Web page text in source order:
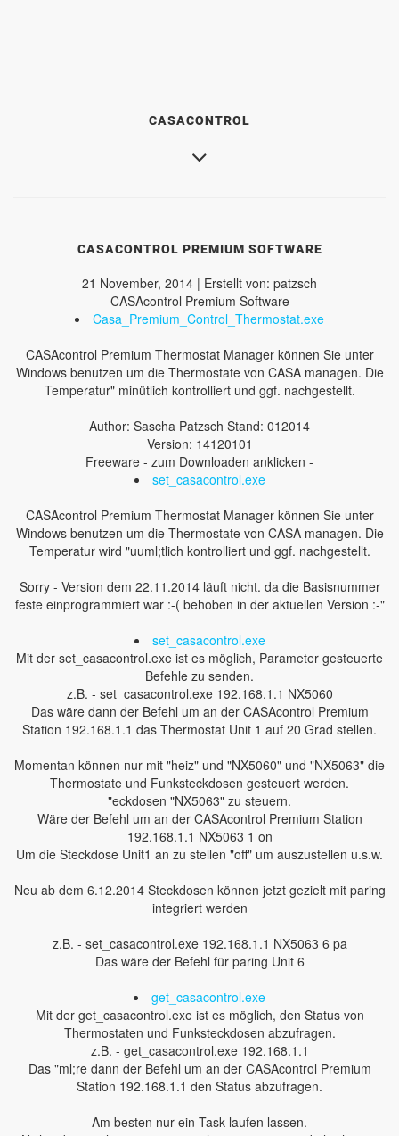
CASACONTROL
CASACONTROL PREMIUM SOFTWARE
21 November, 2014 | Erstellt von: patzsch
CASAcontrol Premium Software
Casa_Premium_Control_Thermostat.exe
CASAcontrol Premium Thermostat Manager können Sie unter
Windows benutzen um die Thermostate von CASA managen. Die
Temperatur" minütlich kontrolliert und ggf. nachgestellt.
Author: Sascha Patzsch Stand: 012014
Version: 14120101
Freeware - zum Downloaden anklicken -
set_casacontrol.exe
CASAcontrol Premium Thermostat Manager können Sie unter
Windows benutzen um die Thermostate von CASA managen. Die
Temperatur wird "uuml;tlich kontrolliert und ggf. nachgestellt.
Sorry - Version dem 22.11.2014 läuft nicht. da die Basisnummer
feste einprogrammiert war :-( behoben in der aktuellen Version :-"
set_casacontrol.exe
Mit der set_casacontrol.exe ist es möglich, Parameter gesteuerte
Befehle zu senden.
z.B. - set_casacontrol.exe 192.168.1.1 NX5060
Das wäre dann der Befehl um an der CASAcontrol Premium
Station 192.168.1.1 das Thermostat Unit 1 auf 20 Grad stellen.
Momentan können nur mit "heiz" und "NX5060" und "NX5063" die
Thermostate und Funksteckdosen gesteuert werden.
"eckdosen "NX5063" zu steuern.
Wäre der Befehl um an der CASAcontrol Premium Station
192.168.1.1 NX5063 1 on
Um die Steckdose Unit1 an zu stellen "off" um auszustellen u.s.w.
Neu ab dem 6.12.2014 Steckdosen können jetzt gezielt mit paring
integriert werden
z.B. - set_casacontrol.exe 192.168.1.1 NX5063 6 pa
Das wäre der Befehl für paring Unit 6
get_casacontrol.exe
Mit der get_casacontrol.exe ist es möglich, den Status von
Thermostaten und Funksteckdosen abzufragen.
z.B. - get_casacontrol.exe 192.168.1.1
Das "ml;re dann der Befehl um an der CASAcontrol Premium
Station 192.168.1.1 den Status abzufragen.
Am besten nur ein Task laufen lassen.